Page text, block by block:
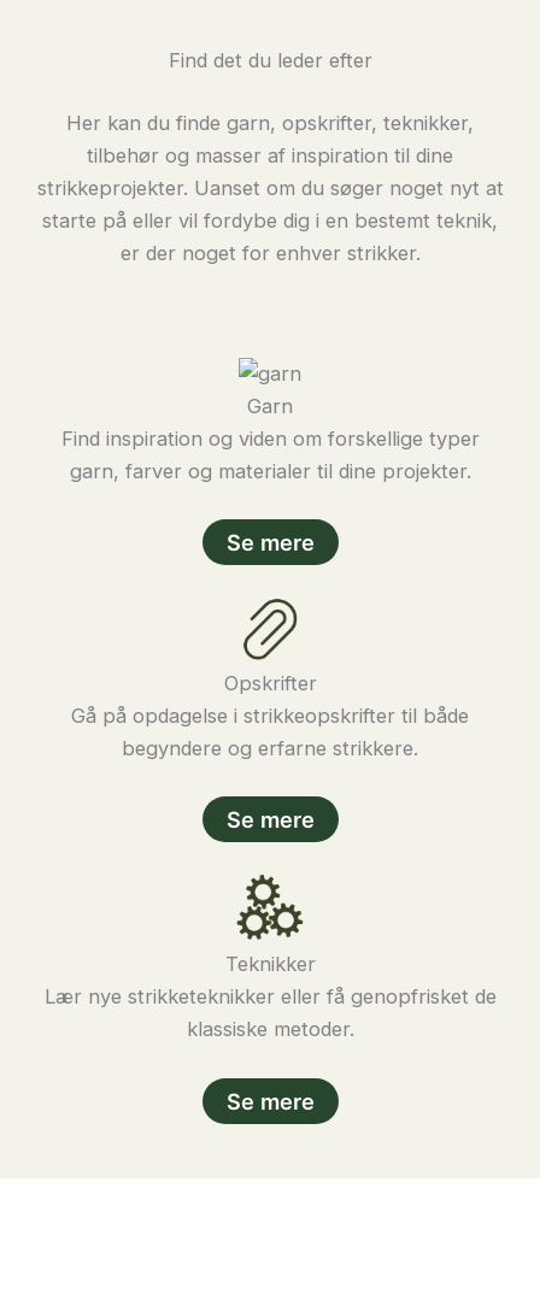
Find det du leder efter
Her kan du finde garn, opskrifter, teknikker,
tilbehør og masser af inspiration til dine
strikkeprojekter. Uanset om du søger noget nyt at
starte på eller vil fordybe dig i en bestemt teknik,
er der noget for enhver strikker.
Garn
Find inspiration og viden om forskellige typer
garn, farver og materialer til dine projekter.
Se mere
Opskrifter
Gå på opdagelse i strikkeopskrifter til både
begyndere og erfarne strikkere.
Se mere
Teknikker
Lær nye strikketeknikker eller få genopfrisket de
klassiske metoder.
Se mere